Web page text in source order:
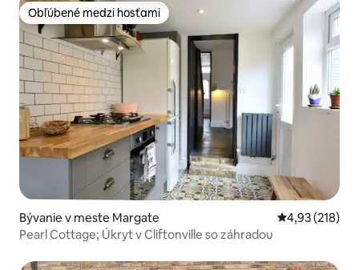
Obľúbené medzi hosťami
Obľúbené medzi hosťami
Bývanie v meste Margate Priemerné
4,93 (218)
Pearl Cottage; Úkryt v Cliftonville so záhradou